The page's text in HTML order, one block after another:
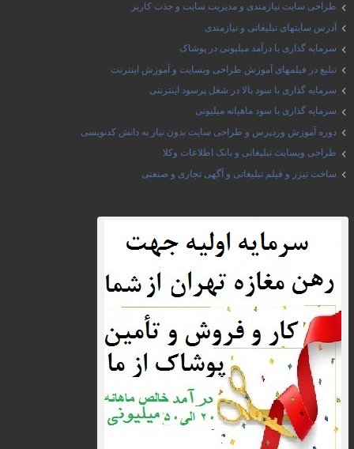
طراحی سایت نیازمندی و مدیریت سایت و جذب کاربر
آدرس سایتهای تبلیغاتی و نیازمندی
سرمایه گذاری با درآمد میلیونی در پوشاک
تبلیغ در فیلمهای آموزش طراحی وبسایت و آموزش اینترنت
سرمایه گذاری با سود بالا در شغل پرسود اینترنتی
سرمایه گذاری با سود ماهیانه میلیونی
دوره آموزش وردپرس و طراحی سایت بدون نیاز به دانش کدنویسی
طراحی وبسایت تبلیغاتی و بانک اطلاعات وکلا
ساخت تیزر و فیلم تبلیغاتی و آگهی تجاری و صنعتی